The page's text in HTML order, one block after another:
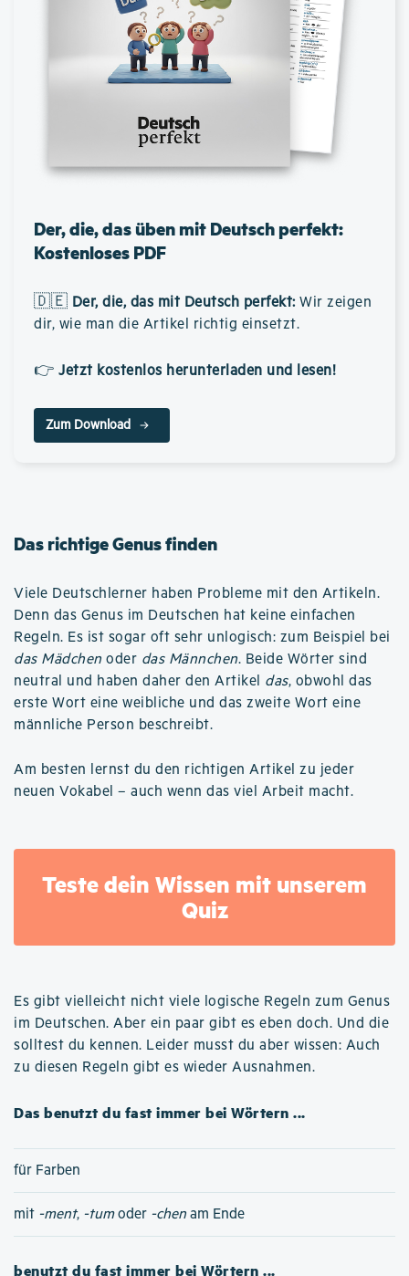
Der, die, das üben mit Deutsch perfekt:
Kostenloses PDF
🇩🇪 Der, die, das mit Deutsch perfekt: Wir zeigen
dir, wie man die Artikel richtig einsetzt.
👉 Jetzt kostenlos herunterladen und lesen!
Zum Download
Das richtige Genus finden
Viele Deutschlerner haben Probleme mit den Artikeln.
Denn das Genus im Deutschen hat keine einfachen
Regeln. Es ist sogar oft sehr unlogisch: zum Beispiel bei
das Mädchen oder das Männchen. Beide Wörter sind
neutral und haben daher den Artikel das, obwohl das
erste Wort eine weibliche und das zweite Wort eine
männliche Person beschreibt.
Am besten lernst du den richtigen Artikel zu jeder
neuen Vokabel – auch wenn das viel Arbeit macht.
Teste dein Wissen mit unserem
Quiz
Es gibt vielleicht nicht viele logische Regeln zum Genus
im Deutschen. Aber ein paar gibt es eben doch. Und die
solltest du kennen. Leider musst du aber wissen: Auch
zu diesen Regeln gibt es wieder Ausnahmen.
Das benutzt du fast immer bei Wörtern ...
für Farben
mit -ment, -tumoder -chen am Ende
benutzt du fast immer bei Wörtern ...